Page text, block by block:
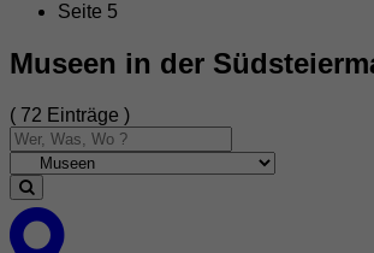
Seite 5
Museen in der
( 72 Einträge )